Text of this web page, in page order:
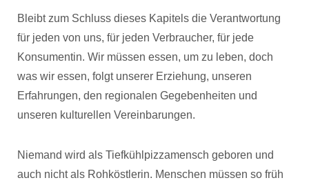
Bleibt zum Schluss dieses Kapitels die Verantwortung
für jeden von uns, für jeden Verbraucher, für jede
Konsumentin. Wir müssen essen, um zu leben, doch
was wir essen, folgt unserer Erziehung, unseren
Erfahrungen, den regionalen Gegebenheiten und
unseren kulturellen Vereinbarungen.
Niemand wird als Tiefkühlpizzamensch geboren und
auch nicht als Rohköstlerin. Menschen müssen so früh